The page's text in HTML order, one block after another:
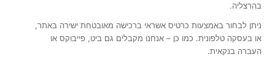
בהרצליה.
ניתן לבחור באמצעות כרטיס אשראי ברכישה מאובטחת ישירה באתר,
או בעסקה טלפונית. כמו כן – אנחנו מקבלים גם ביט, פייבוקס או
העברה בנקאית.